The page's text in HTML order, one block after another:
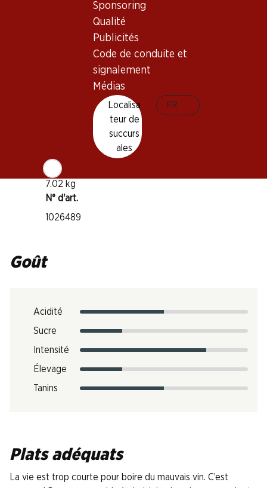
Sponsoring
Qualité
Publicités
Code de conduite et
signalement
Médias
Localisa
teur de
succurs
ales
FR
Température de dégustation
Empreinte carbone
7.02 kg
N° d'art.
1026489
Goût
Acidité
Sucre
Intensité
Élevage
Tanins
Plats adéquats
La vie est trop courte pour boire du mauvais vin. C’est